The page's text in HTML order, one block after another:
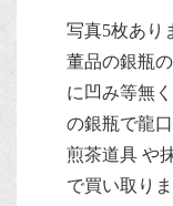
写真5枚あり
董品の銀瓶
に凹み等無
の銀瓶で龍
煎茶道具 や
で買い取り